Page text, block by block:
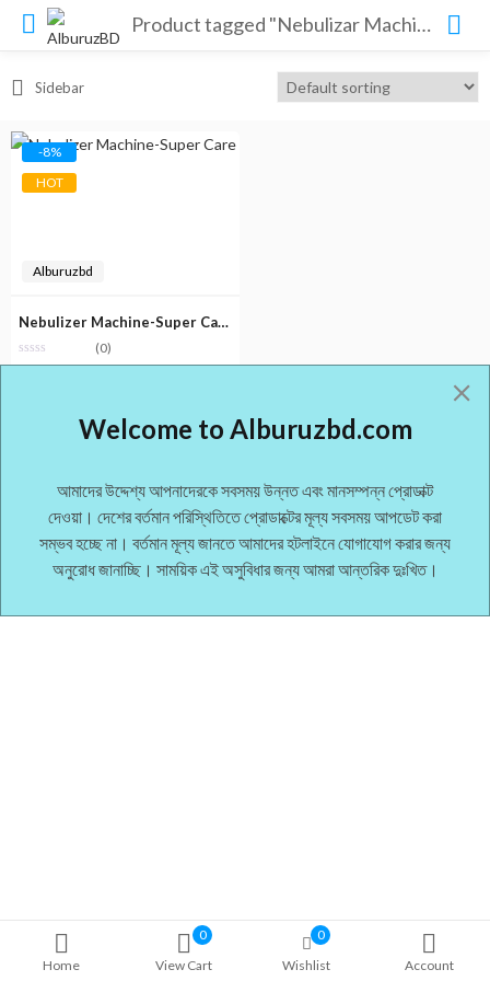
Product tagged "Nebulizar Machine price bd"
Home
0
View Cart
0
Wishlist
Account
Sidebar
-8%
HOT
Alburuzbd
Nebulizer Machine-Super Care
(0)
Original
was:
Current
is:
Welcome to Alburuzbd.com
আমাদের উদ্দেশ্য আপনাদেরকে সবসময় উন্নত এবং মানসম্পন্ন প্রোডাক্ট
দেওয়া। দেশের বর্তমান পরিস্থিতিতে প্রোডাক্টের মূল্য সবসময় আপডেট করা
সম্ভব হচ্ছে না। বর্তমান মূল্য জানতে আমাদের হটলাইনে যোগাযোগ করার জন্য
অনুরোধ জানাচ্ছি। সাময়িক এই অসুবিধার জন্য আমরা আন্তরিক দুঃখিত।